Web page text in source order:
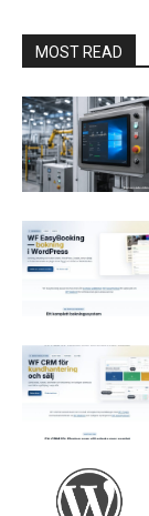
MOST READ